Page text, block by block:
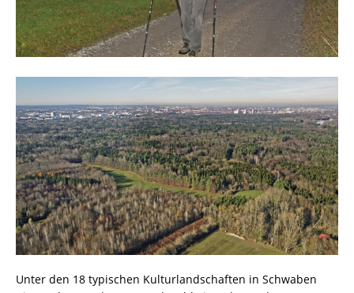
Unter den 18 typischen Kulturlandschaften in Schwaben